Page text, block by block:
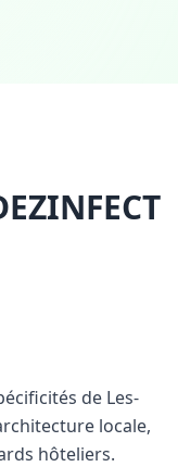
de Les-
locale,
hôteliers.